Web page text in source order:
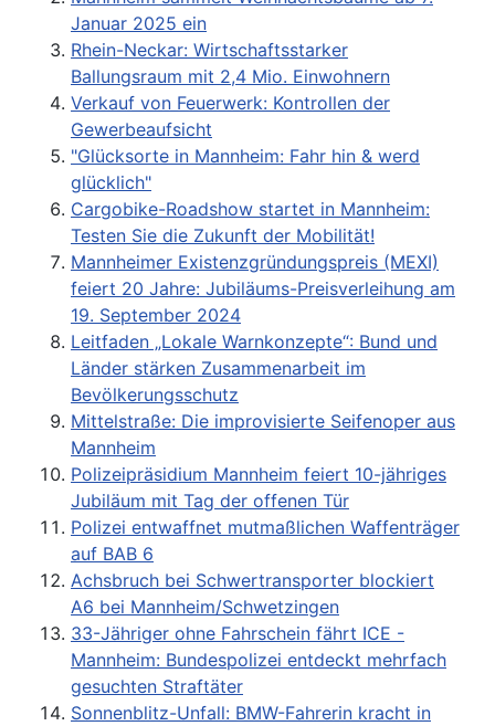
Januar 2025 ein
Rhein-Neckar: Wirtschaftsstarker
Ballungsraum mit 2,4 Mio. Einwohnern
Verkauf von Feuerwerk: Kontrollen der
Gewerbeaufsicht
"Glücksorte in Mannheim: Fahr hin & werd
glücklich"
Cargobike-Roadshow startet in Mannheim:
Testen Sie die Zukunft der Mobilität!
Mannheimer Existenzgründungspreis (MEXI)
feiert 20 Jahre: Jubiläums-Preisverleihung am
19. September 2024
Leitfaden „Lokale Warnkonzepte“: Bund und
Länder stärken Zusammenarbeit im
Bevölkerungsschutz
Mittelstraße: Die improvisierte Seifenoper aus
Mannheim
Polizeipräsidium Mannheim feiert 10-jähriges
Jubiläum mit Tag der offenen Tür
Polizei entwaffnet mutmaßlichen Waffenträger
auf BAB 6
Achsbruch bei Schwertransporter blockiert
A6 bei Mannheim/Schwetzingen
33-Jähriger ohne Fahrschein fährt ICE -
Mannheim: Bundespolizei entdeckt mehrfach
gesuchten Straftäter
Sonnenblitz-Unfall: BMW-Fahrerin kracht in